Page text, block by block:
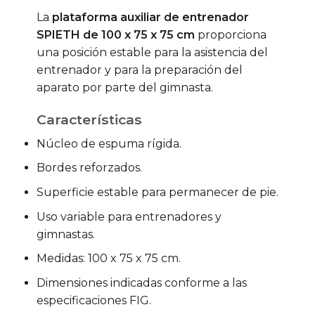
La plataforma auxiliar de entrenador
SPIETH de 100 x 75 x 75 cm proporciona
una posición estable para la asistencia del
entrenador y para la preparación del
aparato por parte del gimnasta.
Características
Núcleo de espuma rígida.
Bordes reforzados.
Superficie estable para permanecer de pie.
Uso variable para entrenadores y
gimnastas.
Medidas: 100 x 75 x 75 cm.
Dimensiones indicadas conforme a las
especificaciones FIG.